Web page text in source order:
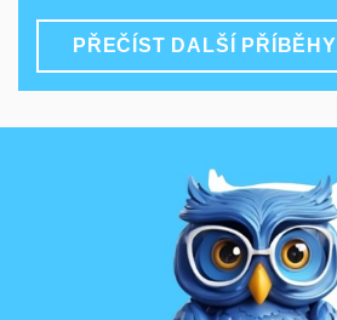
PŘEČÍST DALŠÍ PŘÍBĚHY